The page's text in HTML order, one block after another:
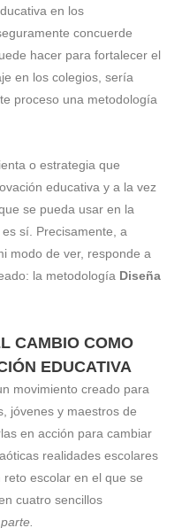
en los
concuerde
hacer para fortalecer el
en los colegios, sería
proceso una metodología
o estrategia que
educativa y a la vez
se pueda usar en la
sí. Precisamente, a
modo de ver, responde a
la metodología Diseña
CAMBIO COMO
EDUCATIVA
movimiento creado para
jóvenes y maestros de
en acción para cambiar
realidades escolares
escolar en el que se
cuatro sencillos